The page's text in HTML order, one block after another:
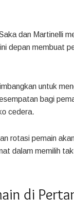
dan Martinelli
depan membuat
untuk
bagi
cedera.
rotasi pemain
dalam memilih
di